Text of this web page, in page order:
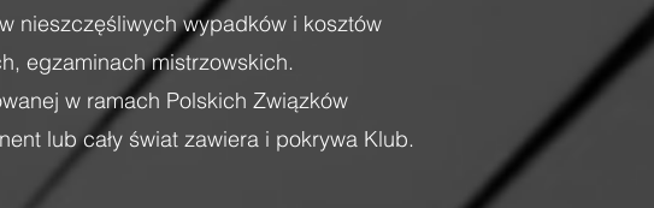
nieszczęśliwych wypadków i kosztów
egzaminach mistrzowskich.
w ramach Polskich Związków
lub cały świat zawiera i pokrywa Klub.